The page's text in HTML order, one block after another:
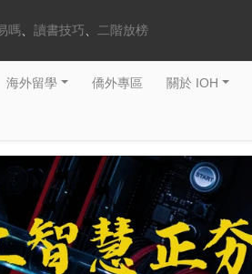
嗎 讀書技巧 二階放榜
海外留學 僑外專區 關於 IOH